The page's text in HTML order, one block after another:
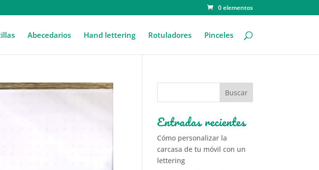
0 elementos
Abecedarios Hand lettering Rotuladores Pinceles
Entradas recientes
Cómo personalizar la
carcasa de tu móvil con un
lettering